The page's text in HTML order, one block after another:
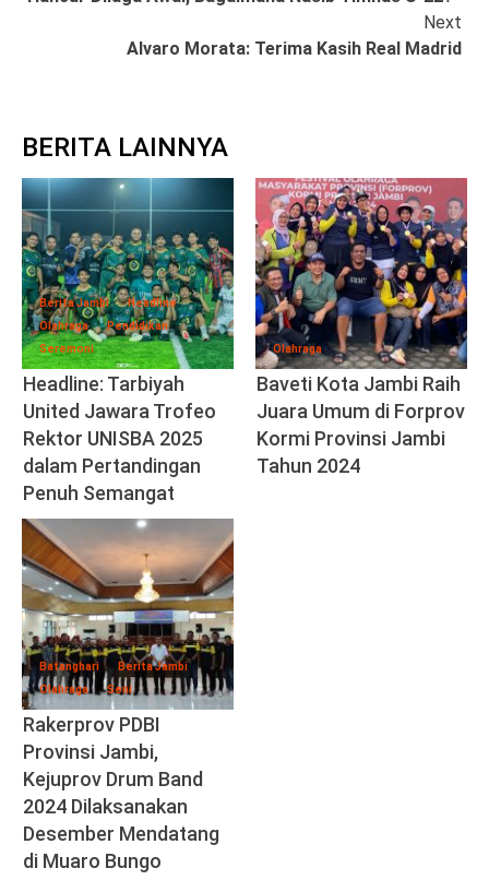
Reading
Next
Alvaro Morata: Terima Kasih Real Madrid
BERITA LAINNYA
Berita Jambi
Headline
Olahraga
Pendidikan
Seremoni
Headline: Tarbiyah
United Jawara Trofeo
Rektor UNISBA 2025
dalam Pertandingan
Penuh Semangat
Olahraga
Baveti Kota Jambi Raih
Juara Umum di Forprov
Kormi Provinsi Jambi
Tahun 2024
Batanghari
Berita Jambi
Olahraga
Seni
Rakerprov PDBI
Provinsi Jambi,
Kejuprov Drum Band
2024 Dilaksanakan
Desember Mendatang
di Muaro Bungo